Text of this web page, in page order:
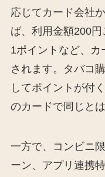
応じてカード会社
ば、利用金額200
1ポイントなど、
されます。タバコ
してポイントが付
のカードで同じと
一方で、コンビニ
ーン、アプリ連携